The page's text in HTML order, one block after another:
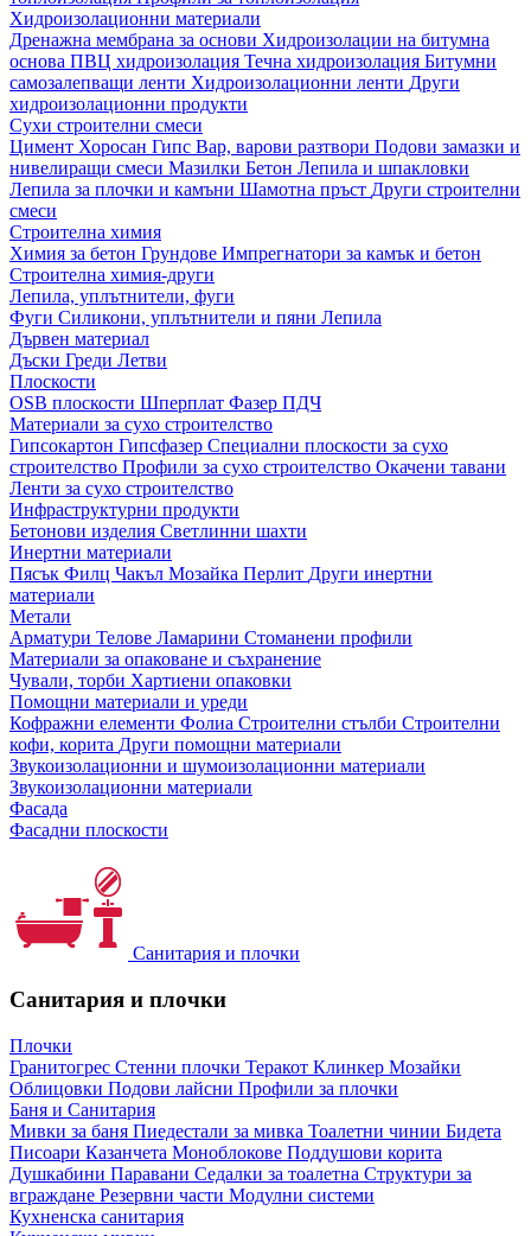
Хидроизолационни материали
Дренажна мембрана за основи Хидроизолации на битумна
основа ПВЦ хидроизолация Течна хидроизолация Битумни
самозалепващи ленти Хидроизолационни ленти Други
хидроизолационни продукти
Сухи строителни смеси
Цимент Хоросан Гипс Вар, варови разтвори Подови замазки и
нивелиращи смеси Мазилки Бетон Лепила и шпакловки
Лепила за плочки и камъни Шамотна пръст Други строителни
смеси
Строителна химия
Химия за бетон Грундове Импрегнатори за камък и бетон
Строителна химия-други
Лепила, уплътнители, фуги
Фуги Силикони, уплътнители и пяни Лепила
Дървен материал
Дъски Греди Летви
Плоскости
OSB плоскости Шперплат Фазер ПДЧ
Материали за сухо строителство
Гипсокартон Гипсфазер Специални плоскости за сухо
строителство Профили за сухо строителство Окачени тавани
Ленти за сухо строителство
Инфраструктурни продукти
Бетонови изделия Светлинни шахти
Инертни материали
Пясък Филц Чакъл Мозайкa Перлит Други инертни
материали
Метали
Арматури Телове Ламарини Стоманени профили
Материали за опаковане и съхранение
Чували, торби Хартиени опаковки
Помощни материали и уреди
Кофражни елементи Фолиа Строителни стълби Строителни
кофи, корита Други помощни материали
Звукоизолационни и шумоизолационни материали
Звукоизолационни материали
Фасада
Фасадни плоскости
Санитария и плочки
Санитария и плочки
Плочки
Гранитогрес Стенни плочки Теракот Клинкер Мозайки
Облицовки Подови лайсни Профили за плочки
Баня и Санитария
Мивки за баня Пиедестали за мивка Тоалетни чинии Бидета
Писоари Казанчета Моноблокове Поддушови корита
Душкабини Паравани Седалки за тоалетна Структури за
вграждане Резервни части Модулни системи
Кухненска санитария